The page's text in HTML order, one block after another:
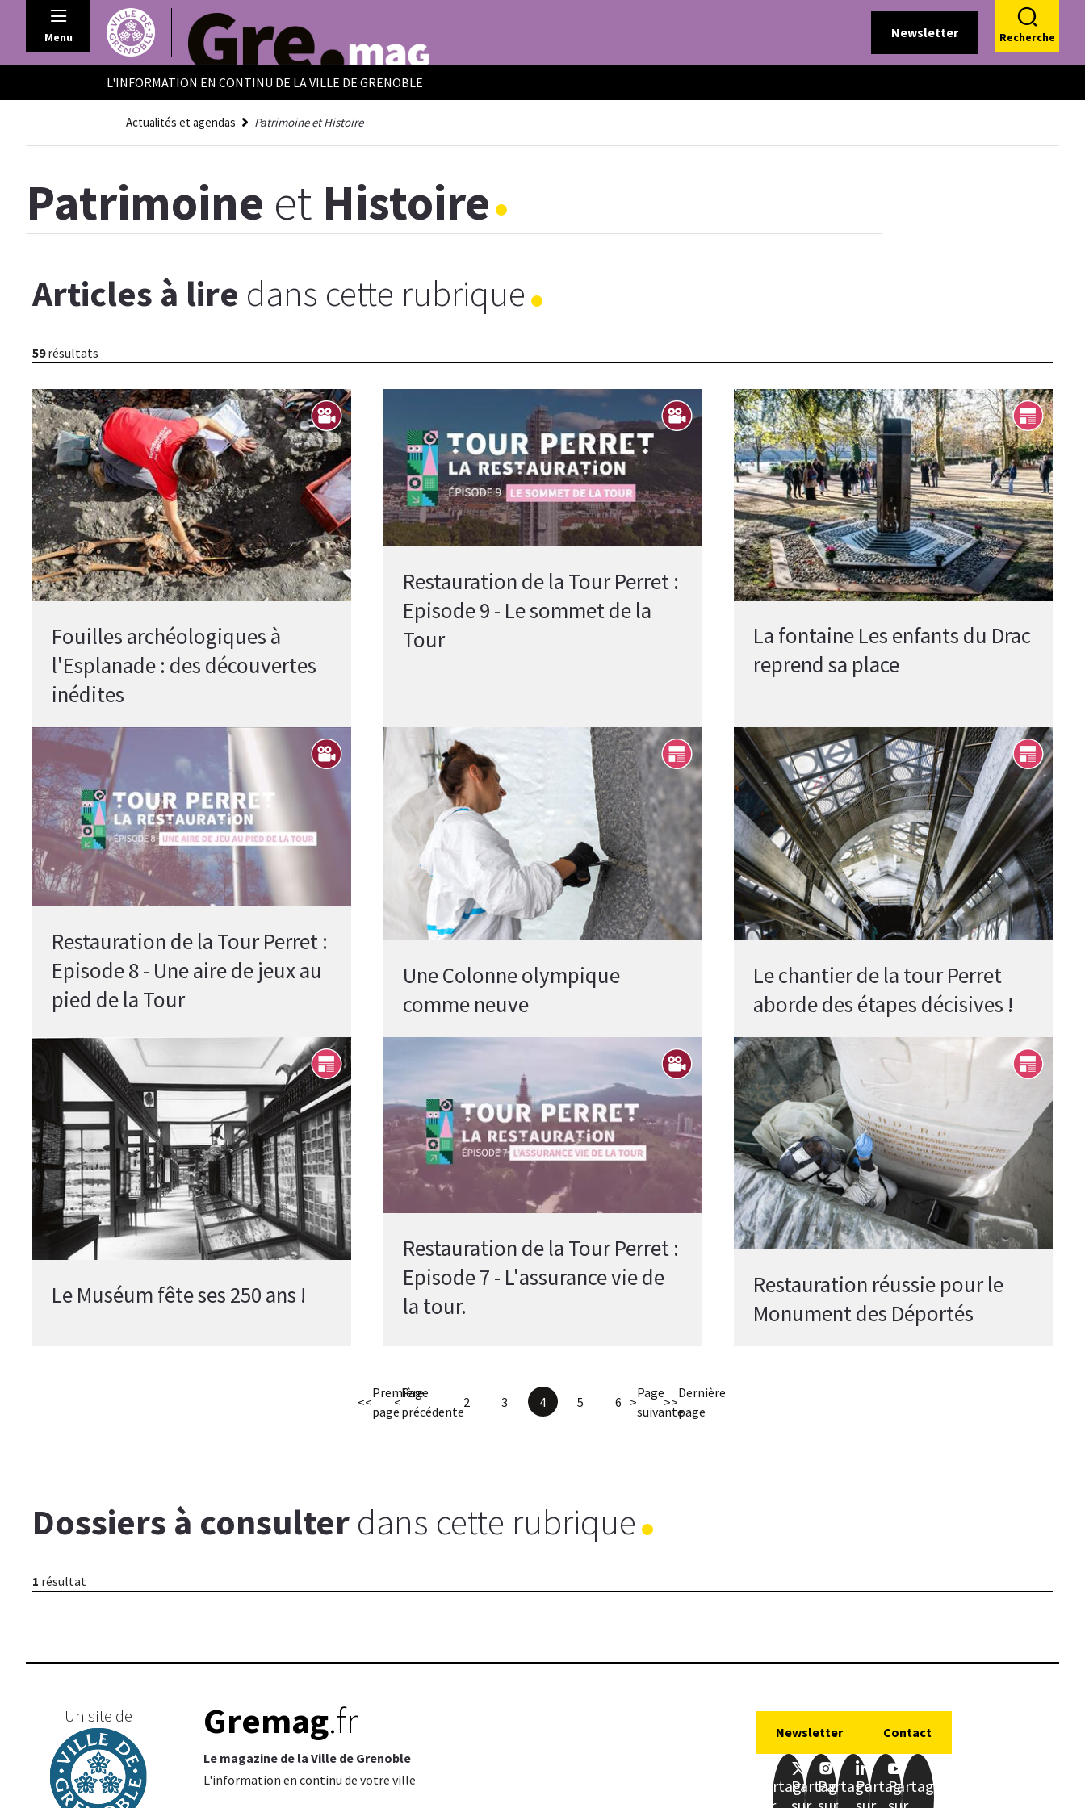
Panneau de gestion des cookies
Menu Newsletter Recherche
L'INFORMATION EN CONTINU DE LA VILLE DE GRENOBLE
Actualités et agendas Patrimoine et Histoire
Patrimoine et Histoire
Articles à lire dans cette rubrique
59résultats
Fouilles archéologiques à
l'Esplanade : des découvertes
inédites
Restauration de la Tour Perret :
Episode 9 - Le sommet de la
Tour
La fontaine Les enfants du Drac
reprend sa place
Restauration de la Tour Perret :
Episode 8 - Une aire de jeux au
pied de la Tour
Une Colonne olympique
comme neuve
Le chantier de la tour Perret
aborde des étapes décisives !
Le Muséum fête ses 250 ans !
Restauration de la Tour Perret :
Episode 7 - L'assurance vie de
la tour.
Restauration réussie pour le
Monument des Déportés
<<
Première
page
<
Page
précédente
2 3 4 5 6 >
Page
suivante
>>
Dernière
page
Dossiers à consulter dans cette rubrique
1 résultat
Un site de Gremag.fr
Le magazine de la Ville de Grenoble
L'information en continu de votre ville
Newsletter Contact
PartagerPartager
PartagerPartager
Partager